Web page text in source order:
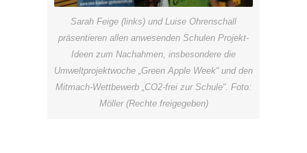
Sarah Feige (links) und Luise Ohrenschall
präsentieren allen anwesenden Schulen Projekt-
Ideen zum Nachahmen, insbesondere die
Umweltprojektwoche „Green Apple Week“ und den
Mitmach-Wettbewerb „CO2-frei zur Schule“. Foto:
Möller (Rechte freigegeben)